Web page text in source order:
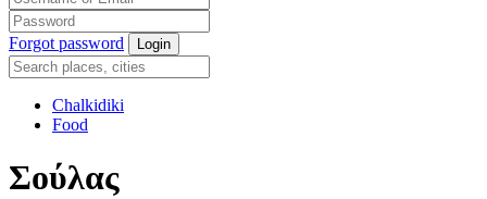
Forgot password
Chalkidiki
Food
Σούλας